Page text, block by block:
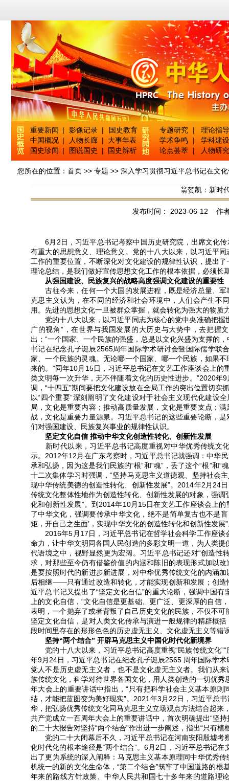
重要新闻 | 影像记录 |
国史教育
中国概况 | 人物长廊 |
大事年表
国史珍闻 | 图说国史 | 国史辨析
专题研究 |
理论指导
学术争鸣
|
学科建设
论点荟萃
| 人物研究
您所在的位置： 首页 >> 专题 >> 深入学习贯彻习近平总书记在文
翁贺凯：新时
发布时间： 2023-06-12 作
6月2日，习近平总书记考察中国历史研究院，出席文化传
有重大的思想意义、理论意义。党的十八大以来，以习近平
工作的重要位置，不断深化对文化建设的规律性认识，提出
理论总结，是我们做好宣传思想文化工作的根本依据，必须长
从强国建设、民族复兴的战略高度强调文化建设的重要性
古往今来，任何一个大国的发展进程，既是经济总量、军
克思主义认为，在不同的经济和社会环境中，人们会产生不
用。先进的思想文化一旦被群众掌握，就会转化为强大的物
党的十八大以来，以习近平同志为核心的党中央准确把握
广的视角”，在世界与我国发展的大历史与大势中，去把握
出：“一个国家、一个民族的强盛，总是以文化兴盛为支撑的
书记在纪念孔子诞辰2565周年国际学术研讨会暨国际儒学联
家、一个民族的灵魂。无论哪一个国家、哪一个民族，如果
来的。”同年10月15日，习近平总书记在文艺工作座谈会上
类文明每一次升华，无不伴随着文化的历史性进步。”2020
调，“十四五”期间要把文化建设放在全局工作的突出位置切
以“四个重要”深刻阐明了文化建设对于社会主义现代化建设
局，文化是重要内容；推动高质量发展，文化是重要支点；
战，文化是重要力量源泉。习近平总书记的这些重要论断，
们对强国建设、民族复兴事业的规律性认识。
坚定文化自信 推动中华文化创造性转化、创新性发展
新时代以来，习近平总书记高度重视对中华优秀传统文
示。2012年12月在广东考察时，习近平总书记就强调：中华
承和弘扬，因为这是我们民族的“根”和“魂”，丢了这个“根”
十二次集体学习时强调，“坚持马克思主义道德观、坚持社会
现中华传统美德的创造性转化、创新性发展”。2014年2月24
传统文化整体性地作为创造性转化、创新性发展的对象，强
化和创新性发展”。到2014年10月15日在文艺工作座谈会上
了中华文化，强调要传承中华文化，绝不是简单复古也不是
矩，开自己之生面’，实现中华文化的创造性转化和创新性发展
2016年5月17日，习近平总书记在哲学社会科学工作座谈
命力，让中华文明同各国人民创造的多彩文明一道，为人类
代语境之中，视野显然更为宏阔。习近平总书记还对“创造性
求，对那些至今仍有借鉴价值的内涵和陈旧的表现形式加以
是要按照时代的新进步新进展，对中华优秀传统文化的内涵
后相继——只有通过改造和转化，才能实现创新和发展；创
近平总书记又提出了“坚定文化自信”的重大论断，强调中国
上的文化自信，“文化自信是更基础、更广泛、更深厚的自
表明，一个抛弃了或者背叛了自己历史文化的民族，不仅不
坚定文化自信，是对人类文化传承与演进一般规律的精辟概
段时间里存在的形形色色的历史虚无主义、文化虚无主义等错
坚持“两个结合” 开辟马克思主义中国化时代化新境界
党的十八大以来，习近平总书记高度重视“民族传统文化”“
年9月24日，习近平总书记在纪念孔子诞辰2565 周年国际学
党人不是历史虚无主义者，也不是文化虚无主义者。我们从
族传统文化，科学对待世界各国文化，用人类创造的一切优
年大会上的重要讲话中指出，“只有把科学社会主义基本原
结，才能把蓝图变为美好现实”。2021年3月22日，习近平总
华，把弘扬优秀传统文化同马克思主义立场观点方法结合起
共产党成立一百周年大会上的重要讲话中，首次明确提出“坚
的二十大报告对坚持“两个结合”作出进一步阐述，指出“只有
党的二十大闭幕后不久，习近平总书记在河南安阳殷墟考
化时代化的根本途径是“两个结合”。6月2日，习近平总书记
出了更为系统的深入阐释：马克思主义基本原理同中华优秀
机统一的新的文化生命体，“第二个结合”筑牢了中国道路的
年来的路线方针政策、中华人民共和国七十多年来的道路理